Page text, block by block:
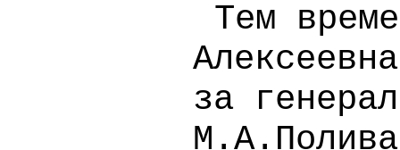
Тем
за